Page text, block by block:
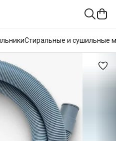
Стиральные и сушильные